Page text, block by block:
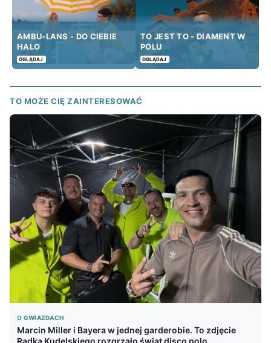
AMBU-LANS - DO CIEBIE
HALO
OGLĄDAJ
TO JEST TO - DIAMENT W
POLU
OGLĄDAJ
TO MOŻE CIĘ ZAINTERESOWAĆ
O GWIAZDACH
Marcin Miller i Bayera w jednej garderobie. To zdjęcie